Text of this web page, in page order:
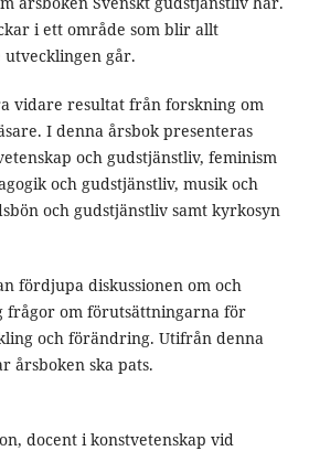
i ett område som blir allt
går.
vidare resultat från forskning om
I denna årsbok presenteras
och gudstjänstliv, feminism
och gudstjänstliv, musik och
och gudstjänstliv samt kyrkosyn
fördjupa diskussionen om och
frågor om förutsättningarna för
och förändring. Utifrån denna
årsboken ska­ pats.
docent i konstvetenskap vid